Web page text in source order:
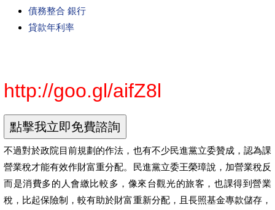
債務整合 銀行
貸款年利率
http://goo.gl/aifZ8l
不過對於政院目前規劃的作法，也有不少民進黨立委贊成，認為課
營業稅才能有效作財富重分配。民進黨立委王榮璋說，加營業稅反
而是消費多的人會繳比較多，像來台觀光的旅客，也課得到營業
稅，比起保險制，較有助於財富重新分配，且長照基金專款儲存，